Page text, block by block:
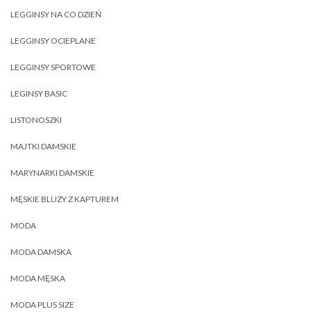
LEGGINSY NA CO DZIEŃ
LEGGINSY OCIEPLANE
LEGGINSY SPORTOWE
LEGINSY BASIC
LISTONOSZKI
MAJTKI DAMSKIE
MARYNARKI DAMSKIE
MĘSKIE BLUZY Z KAPTUREM
MODA
MODA DAMSKA
MODA MĘSKA
MODA PLUS SIZE